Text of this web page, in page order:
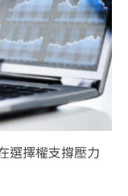
選擇權支撐壓力